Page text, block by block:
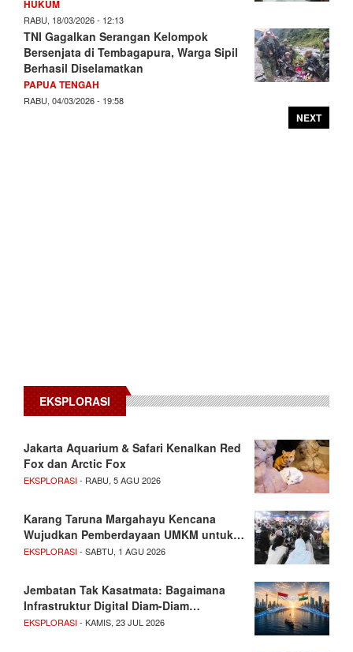
HUKUM
RABU, 18/03/2026 - 12:13
TNI Gagalkan Serangan Kelompok
Bersenjata di Tembagapura, Warga Sipil
Berhasil Diselamatkan
PAPUA TENGAH
RABU, 04/03/2026 - 19:58
NEXT
EKSPLORASI
Jakarta Aquarium & Safari Kenalkan Red
Fox dan Arctic Fox
EKSPLORASI- RABU, 5 AGU 2026
Karang Taruna Margahayu Kencana
Wujudkan Pemberdayaan UMKM untuk…
EKSPLORASI- SABTU, 1 AGU 2026
Jembatan Tak Kasatmata: Bagaimana
Infrastruktur Digital Diam-Diam…
EKSPLORASI- KAMIS, 23 JUL 2026